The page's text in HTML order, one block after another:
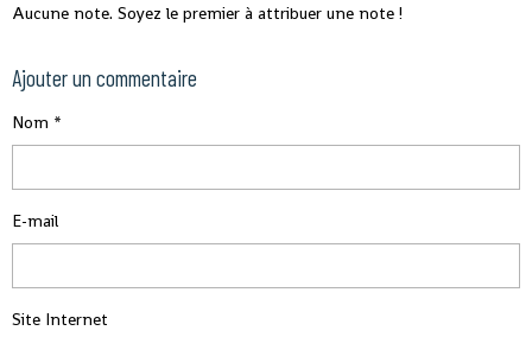
Aucune note. Soyez le premier à attribuer une note !
Ajouter un commentaire
Nom
E-mail
Site Internet